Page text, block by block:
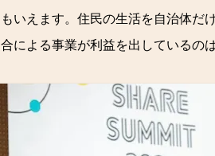
もいえます。住民の生活を自治体だ
合による事業が利益を出しているの